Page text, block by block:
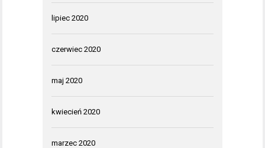
lipiec 2020
czerwiec 2020
maj 2020
kwiecień 2020
marzec 2020